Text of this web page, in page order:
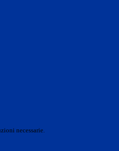
necessarie.